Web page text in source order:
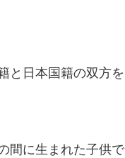
と日本国籍の双方を
間に生まれた子供で